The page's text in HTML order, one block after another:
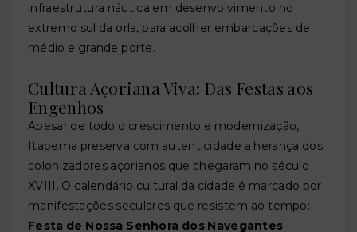
infraestrutura náutica em desenvolvimento no
extremo sul da orla, para acolher embarcações de
médio e grande porte.
Cultura Açoriana Viva: Das Festas aos
Engenhos
Apesar de todo o crescimento e modernização,
Itapema preserva com autenticidade a herança dos
colonizadores açorianos que chegaram no século
XVIII. O calendário cultural da cidade é marcado por
manifestações seculares que resistem ao tempo:
Festa de Nossa Senhora dos Navegantes —